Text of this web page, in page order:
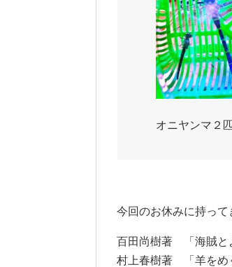
オニヤンマ２
今回のお休みに持って
百田尚樹著 「海賊と
村上春樹著 「羊をめ